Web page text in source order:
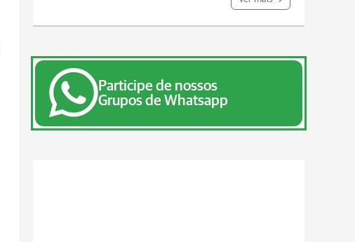
Participe de nossos
Grupos de Whatsapp